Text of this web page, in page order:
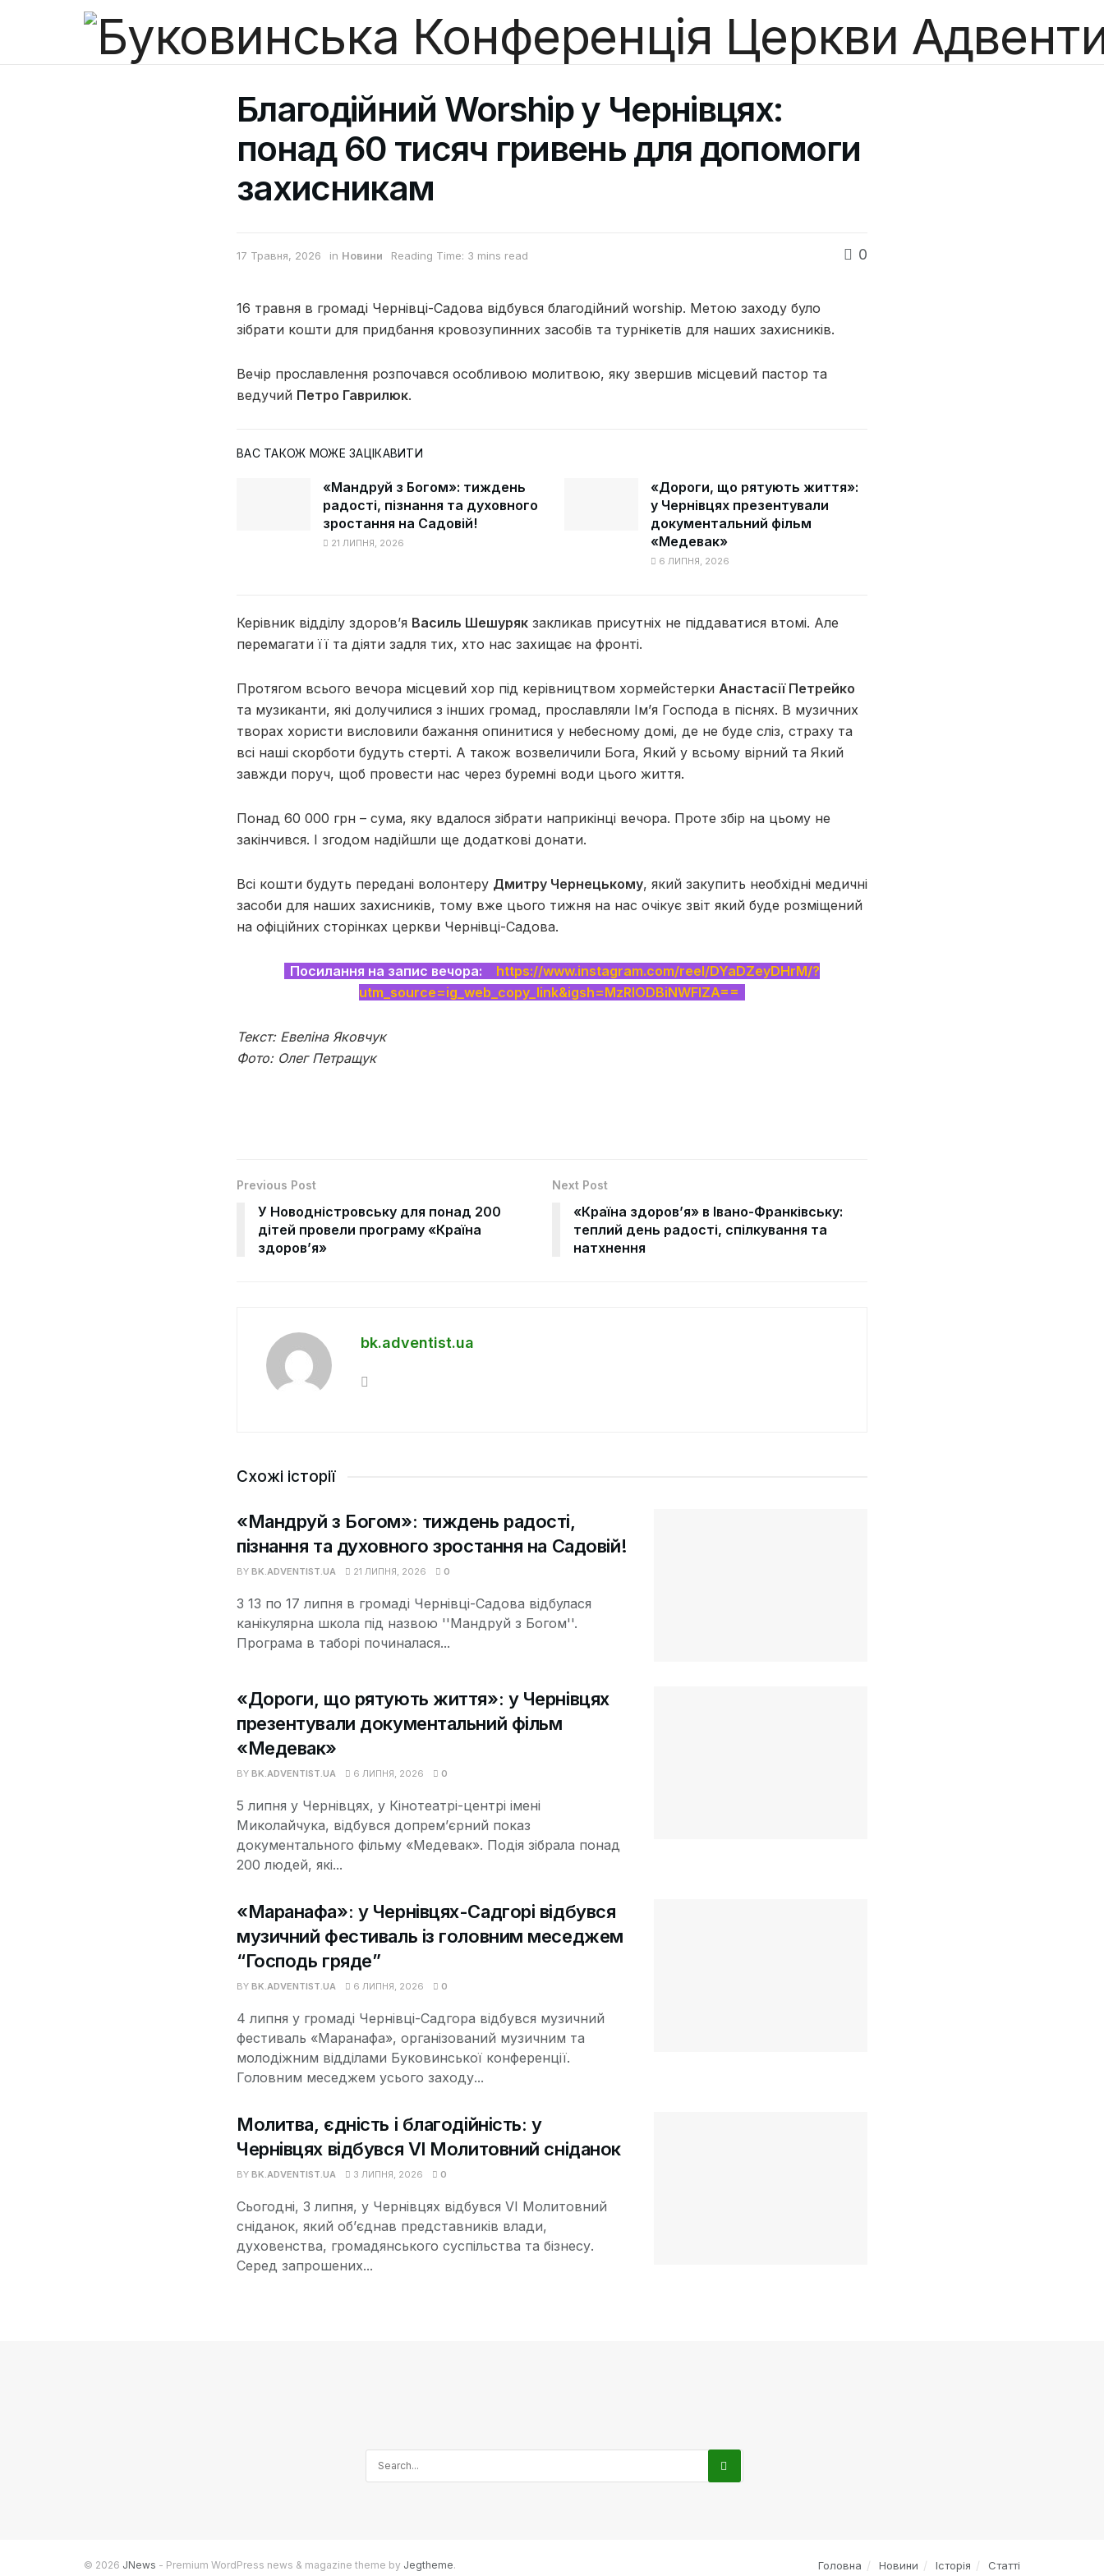
Благодійний Worship у Чернівцях:
понад 60 тисяч гривень для допомоги
захисникам
17 Травня, 2026 in Новини Reading Time: 3 mins read 0
16 травня в громаді Чернівці-Садова відбувся благодійний worship. Метою заходу було
зібрати кошти для придбання кровозупинних засобів та турнікетів для наших захисників.
Вечір прославлення розпочався особливою молитвою, яку звершив місцевий пастор та
ведучий Петро Гаврилюк.
ВАС ТАКОЖ МОЖЕ ЗАЦІКАВИТИ
«Мандруй з Богом»: тиждень
радості, пізнання та духовного
зростання на Садовій!
21 ЛИПНЯ, 2026
«Дороги, що рятують життя»:
у Чернівцях презентували
документальний фільм
«Медевак»
6 ЛИПНЯ, 2026
Керівник відділу здоров’я Василь Шешуряк закликав присутніх не піддаватися втомі. Але
перемагати її та діяти задля тих, хто нас захищає на фронті.
Протягом всього вечора місцевий хор під керівництвом хормейстерки Анастасії Петрейко
та музиканти, які долучилися з інших громад, прославляли Ім’я Господа в піснях. В музичних
творах хористи висловили бажання опинитися у небесному домі, де не буде сліз, страху та
всі наші скорботи будуть стерті. А також возвеличили Бога, Який у всьому вірний та Який
завжди поруч, щоб провести нас через буремні води цього життя.
Понад 60 000 грн – сума, яку вдалося зібрати наприкінці вечора. Проте збір на цьому не
закінчився. І згодом надійшли ще додаткові донати.
Всі кошти будуть передані волонтеру Дмитру Чернецькому, який закупить необхідні медичні
засоби для наших захисників, тому вже цього тижня на нас очікує звіт який буде розміщений
на офіційних сторінках церкви Чернівці-Садова.
Посилання на запис вечора:
https://www.instagram.com/reel/DYaDZeyDHrM/?
utm_source=ig_web_copy_link&igsh=MzRlODBiNWFlZA==
Текст: Евеліна Яковчук
Фото: Олег Петращук
Previous Post
У Новодністровську для понад 200
дітей провели програму «Країна
здоров’я»
Next Post
«Країна здоров’я» в Івано-Франківську:
теплий день радості, спілкування та
натхнення
bk.adventist.ua
Схожі історії
«Мандруй з Богом»: тиждень радості,
пізнання та духовного зростання на Садовій!
BY BK.ADVENTIST.UA 21 ЛИПНЯ, 2026 0
З 13 по 17 липня в громаді Чернівці-Садова відбулася
канікулярна школа під назвою ''Мандруй з Богом''.
Програма в таборі починалася...
«Дороги, що рятують життя»: у Чернівцях
презентували документальний фільм
«Медевак»
BY BK.ADVENTIST.UA 6 ЛИПНЯ, 2026 0
5 липня у Чернівцях, у Кінотеатрі-центрі імені
Миколайчука, відбувся допрем’єрний показ
документального фільму «Медевак». Подія зібрала понад
200 людей, які...
«Маранафа»: у Чернівцях-Садгорі відбувся
музичний фестиваль із головним меседжем
“Господь гряде”
BY BK.ADVENTIST.UA 6 ЛИПНЯ, 2026 0
4 липня у громаді Чернівці-Садгора відбувся музичний
фестиваль «Маранафа», організований музичним та
молодіжним відділами Буковинської конференції.
Головним меседжем усього заходу...
Молитва, єдність і благодійність: у
Чернівцях відбувся VI Молитовний сніданок
BY BK.ADVENTIST.UA 3 ЛИПНЯ, 2026 0
Сьогодні, 3 липня, у Чернівцях відбувся VI Молитовний
сніданок, який об’єднав представників влади,
духовенства, громадянського суспільства та бізнесу.
Серед запрошених...
Головна Новини Історія Статті
© 2026 JNews - Premium WordPress news & magazine theme by Jegtheme.